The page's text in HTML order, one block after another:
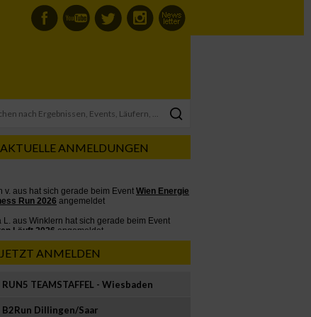
AKTUELLE ANMELDUNGEN
JETZT ANMELDEN
RUN5 TEAMSTAFFEL - Wiesbaden
B2Run Dillingen/Saar